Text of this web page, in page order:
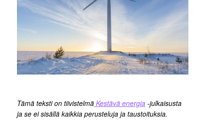
Tämä teksti on tiivistelmä Kestävä energia -julkaisusta
ja se ei sisällä kaikkia perusteluja ja taustoituksia.